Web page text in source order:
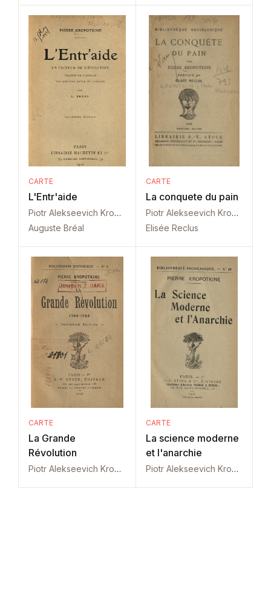
CARTE
L'Entr'aide
Piotr Alekseevich Kropotkin
Auguste Bréal
CARTE
La conquete du pain
Piotr Alekseevich Kropotkin
Elisée Reclus
CARTE
La Grande
Révolution
Piotr Alekseevich Kropotkin
CARTE
La science moderne
et l'anarchie
Piotr Alekseevich Kropotkin